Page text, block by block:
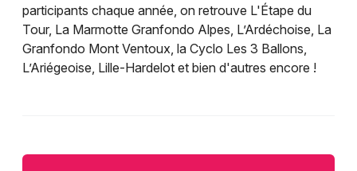
participants chaque année, on retrouve L'Étape du
Tour, La Marmotte Granfondo Alpes, L’Ardéchoise, La
Granfondo Mont Ventoux, la Cyclo Les 3 Ballons,
L’Ariégeoise, Lille-Hardelot et bien d'autres encore !